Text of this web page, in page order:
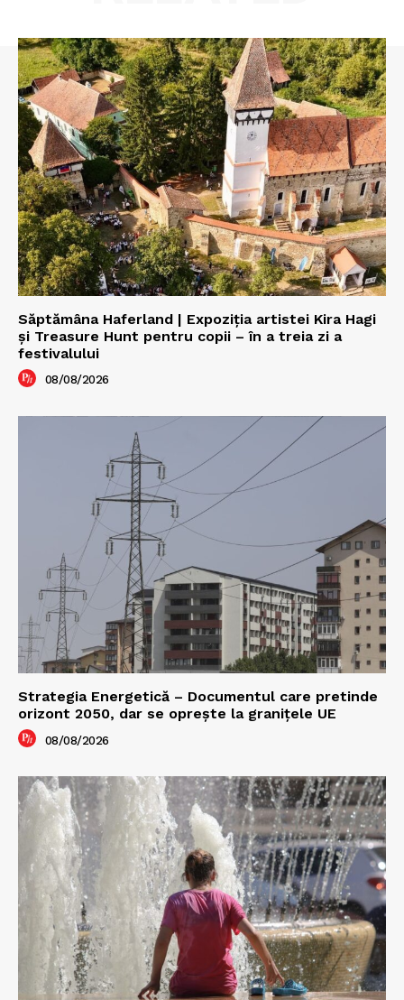
Săptămâna Haferland | Expoziţia artistei Kira Hagi
şi Treasure Hunt pentru copii – în a treia zi a
festivalului
08/08/2026
Strategia Energetică – Documentul care pretinde
orizont 2050, dar se oprește la granițele UE
08/08/2026